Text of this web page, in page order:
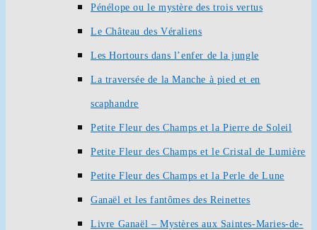
Pénélope ou le mystère des trois vertus
Le Château des Véraliens
Les Hortours dans l’enfer de la jungle
La traversée de la Manche à pied et en
scaphandre
Petite Fleur des Champs et la Pierre de Soleil
Petite Fleur des Champs et le Cristal de Lumière
Petite Fleur des Champs et la Perle de Lune
Ganaël et les fantômes des Reinettes
Livre Ganaël – Mystères aux Saintes-Maries-de-